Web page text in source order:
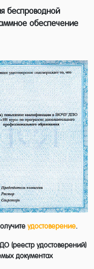
систем теле- и
данных
курса
образца.
3 разряд.
беспроводной
обеспечение
удостоверение.
(реестр удостоверений)
документах